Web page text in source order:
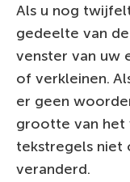
Als u nog
gedeelte van
venster van uw
of verkleinen.
er geen
grootte van het
tekstregels niet
veranderd.